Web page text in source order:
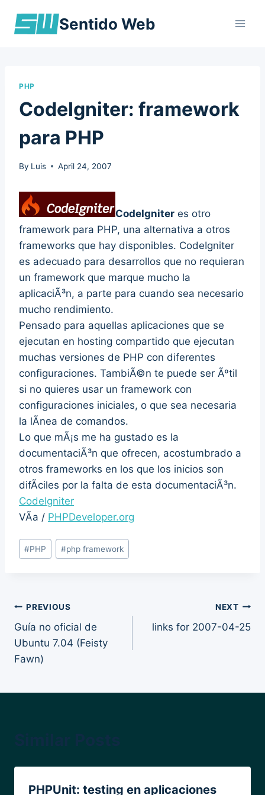
Sentido Web
PHP
CodeIgniter: framework
para PHP
By Luis April 24, 2007
CodeIgniter es otro
framework para PHP, una alternativa a otros
frameworks que hay disponibles. CodeIgniter
es adecuado para desarrollos que no requieran
un framework que marque mucho la
aplicaciÃ³n, a parte para cuando sea necesario
mucho rendimiento.
Pensado para aquellas aplicaciones que se
ejecutan en hosting compartido que ejecutan
muchas versiones de PHP con diferentes
configuraciones. TambiÃ©n te puede ser Ãºtil
si no quieres usar un framework con
configuraciones iniciales, o que sea necesaria
la lÃ­nea de comandos.
Lo que mÃ¡s me ha gustado es la
documentaciÃ³n que ofrecen, acostumbrado a
otros frameworks en los que los inicios son
difÃ­ciles por la falta de esta documentaciÃ³n.
CodeIgniter
VÃ­a / PHPDeveloper.org
Post
Tags:
#PHP #php framework
Post
navigation
PREVIOUS
Guía no oficial de
Ubuntu 7.04 (Feisty
Fawn)
NEXT
links for 2007-04-25
PHPUnit: testing en aplicaciones